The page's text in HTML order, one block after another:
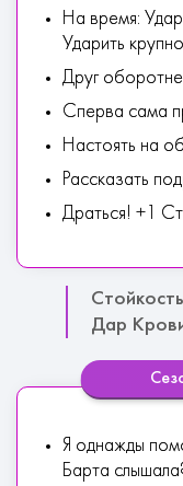
На время:
Ударить
Друг
Сперва сама
Настоять на
Рассказать
Драться! +1
Дар
Я однажды
Барта